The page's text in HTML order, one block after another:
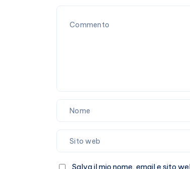
Salva il mio nome, email e sito